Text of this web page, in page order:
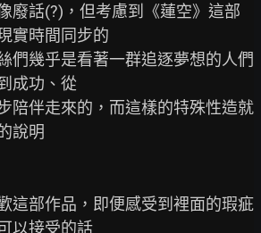
廢話(?)，但考慮到《蓮空》這部
實時間同步的
們幾乎是看著一群追逐夢想的人們
成功、從
陪伴走來的，而這樣的特殊性造就
說明
這部作品，即便感受到裡面的瑕疵
以接受的話